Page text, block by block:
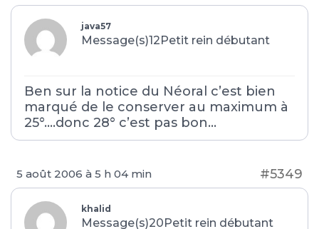
java57
Message(s)12Petit rein débutant
Ben sur la notice du Néoral c’est bien
marqué de le conserver au maximum à
25°….donc 28° c’est pas bon…
5 août 2006 à 5 h 04 min #5349
khalid
Message(s)20Petit rein débutant